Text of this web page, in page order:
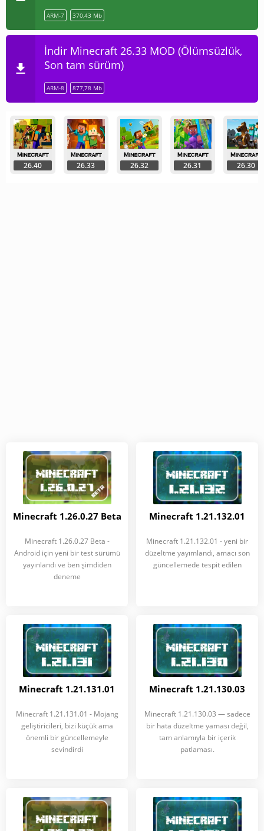
ARM-7 370,43 Mb
İndir Minecraft 26.33 MOD (Ölümsüzlük,
Son tam sürüm)
ARM-8 877,78 Mb
26.40 26.33 26.32 26.31 26.30
Minecraft 1.26.0.27 Beta
Minecraft 1.26.0.27 Beta -
Android için yeni bir test sürümü
yayınlandı ve ben şimdiden
deneme
Minecraft 1.21.132.01
Minecraft 1.21.132.01 - yeni bir
düzeltme yayımlandı, amacı son
güncellemede tespit edilen
Minecraft 1.21.131.01
Minecraft 1.21.131.01 - Mojang
geliştiricileri, bizi küçük ama
önemli bir güncellemeyle
sevindirdi
Minecraft 1.21.130.03
Minecraft 1.21.130.03 — sadece
bir hata düzeltme yaması değil,
tam anlamıyla bir içerik
patlaması.